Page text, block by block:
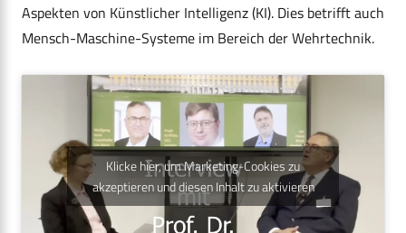
Aspekten von Künstlicher Intelligenz (KI). Dies betrifft auch
Mensch-Maschine-Systeme im Bereich der Wehrtechnik.
Klicke hier, um Marketing-Cookies zu
akzeptieren und diesen Inhalt zu aktivieren